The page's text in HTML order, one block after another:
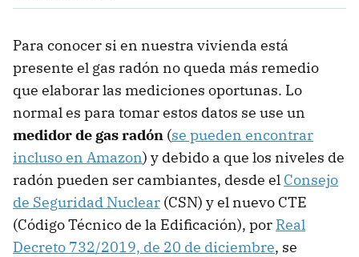
Para conocer si en nuestra vivienda está
presente el gas radón no queda más remedio
que elaborar las mediciones oportunas. Lo
normal es para tomar estos datos se use un
medidor de gas radón (se pueden encontrar
incluso en Amazon) y debido a que los niveles de
radón pueden ser cambiantes, desde el Consejo
de Seguridad Nuclear (CSN) y el nuevo CTE
(Código Técnico de la Edificación), por Real
Decreto 732/2019, de 20 de diciembre, se